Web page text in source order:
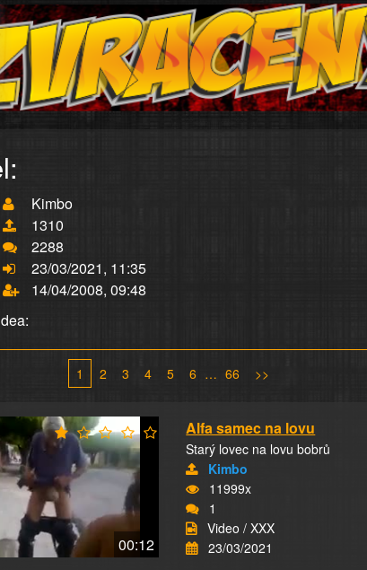
Kimbo
1310
2288
23/03/2021, 11:35
14/04/2008, 09:48
1 2 3 4 5 6 … 66 >>
00:12
Alfa samec na lovu
Starý lovec na lovu bobrů
Kimbo
11999x
1
Video / XXX
23/03/2021